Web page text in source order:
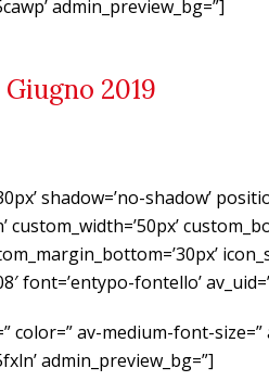
admin_preview_bg=”]
2019
shadow=’no-shadow’
font=’entypo-fontello’
color=” av-medium-font-
admin_preview_bg=”]